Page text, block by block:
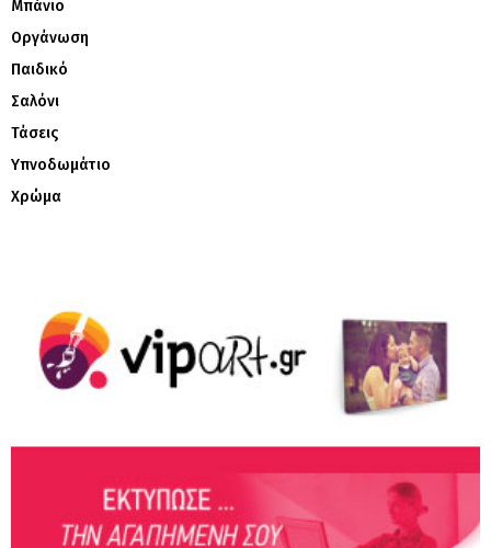
Μπάνιο
Οργάνωση
Παιδικό
Σαλόνι
Τάσεις
Υπνοδωμάτιο
Χρώμα